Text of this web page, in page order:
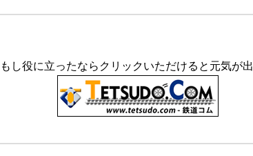
もし役に立ったならクリックいただけると元気が